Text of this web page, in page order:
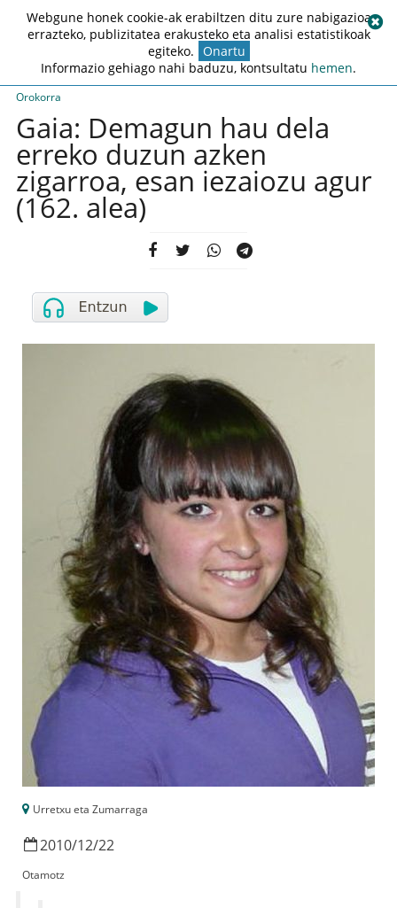
Orokorra
Gaia: Demagun hau dela
erreko duzun azken
zigarroa, esan iezaiozu agur
(162. alea)
Urretxu eta Zumarraga
2010/12/22
Otamotz
Webgune honek cookie-ak erabiltzen ditu zure nabigazioa
errazteko, publizitatea erakusteko eta analisi estatistikoak
egiteko. Onartu
Informazio gehiago nahi baduzu, kontsultatu hemen.